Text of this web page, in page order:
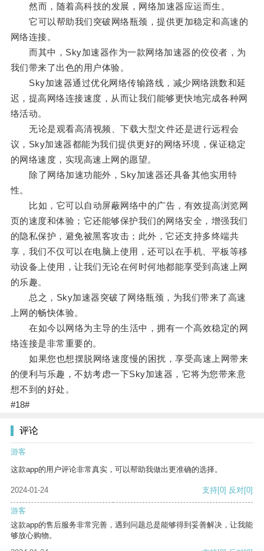
然而，随着高科技的发展，网络加速器应运而生。
它可以帮助我们突破网络瓶颈，提供更加稳定和高速的
网络连接。
而其中，Sky加速器作为一款网络加速器的佼佼者，为
我们带来了出色的用户体验。
Sky加速器通过优化网络传输路线，减少网络跳数和延
迟，提高网络连接速度，从而让我们能够更快地完成各种网
络活动。
无论是观看高清视频、下载大型文件还是进行远程会
议，Sky加速器都能为我们提供更好的网络环境，保证稳定
的网络速度，实现高速上网的愿望。
除了网络加速功能外，Sky加速器还具备其他实用特
性。
比如，它可以自动屏蔽网络中的广告，有效提高浏览网
页的速度和体验；它还能够保护我们的网络安全，增强我们
的隐私保护，避免被黑客攻击；此外，它还支持多终端共
享，我们不仅可以在电脑上使用，还可以在手机、平板等移
动设备上使用，让我们无论在何时何地都能享受到高速上网
的乐趣。
总之，Sky加速器突破了网络瓶颈，为我们带来了高速
上网的畅快体验。
在如今以网络为主导的生活中，拥有一个高效稳定的网
络连接是非常重要的。
如果您也想摆脱网络速度慢的困扰，享受高速上网带来
的便利与乐趣，不妨考虑一下Sky加速器，它将为您带来意
想不到的好处。
#18#
评论
游客
这款app的用户评论非常真实，可以帮助我做出更准确的选择。
2024-01-24 支持[0] 反对[0]
游客
这款app的售后服务非常完善，遇到问题总是能够得到妥善解决，让我能
够放心购物。